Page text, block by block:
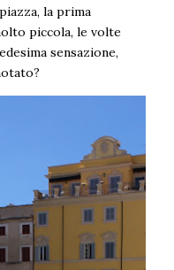
la prima
piccola, le volte
sensazione,